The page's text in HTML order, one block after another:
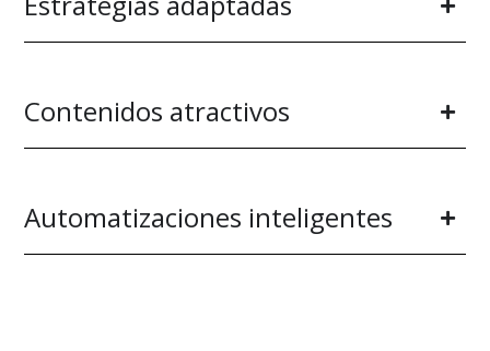
Contenidos atractivos
Automatizaciones inteligentes